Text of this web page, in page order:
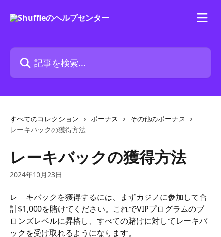
記事を検索...
すべてのコレクション ボーナス
その他のボーナス
レーキバックの獲得方法
レーキバックの獲得方法
2024年10月23日
レーキバックを獲得するには、まずカジノに参加して合
計$1,000を賭けてください。これでVIPプログラムのブ
ロンズレベルに昇格し、すべての賭けに対してレーキバ
ックを受け取れるようになります。